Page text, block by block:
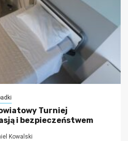
Turniej
i bezpieczeństwem
Kowalski